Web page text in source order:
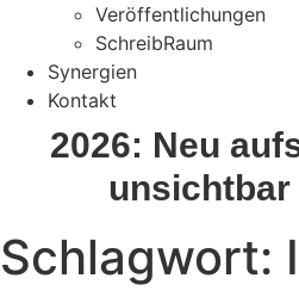
Veröffentlichungen
SchreibRaum
Synergien
Kontakt
2026: Neu
unsichtbar
Schlagwort: